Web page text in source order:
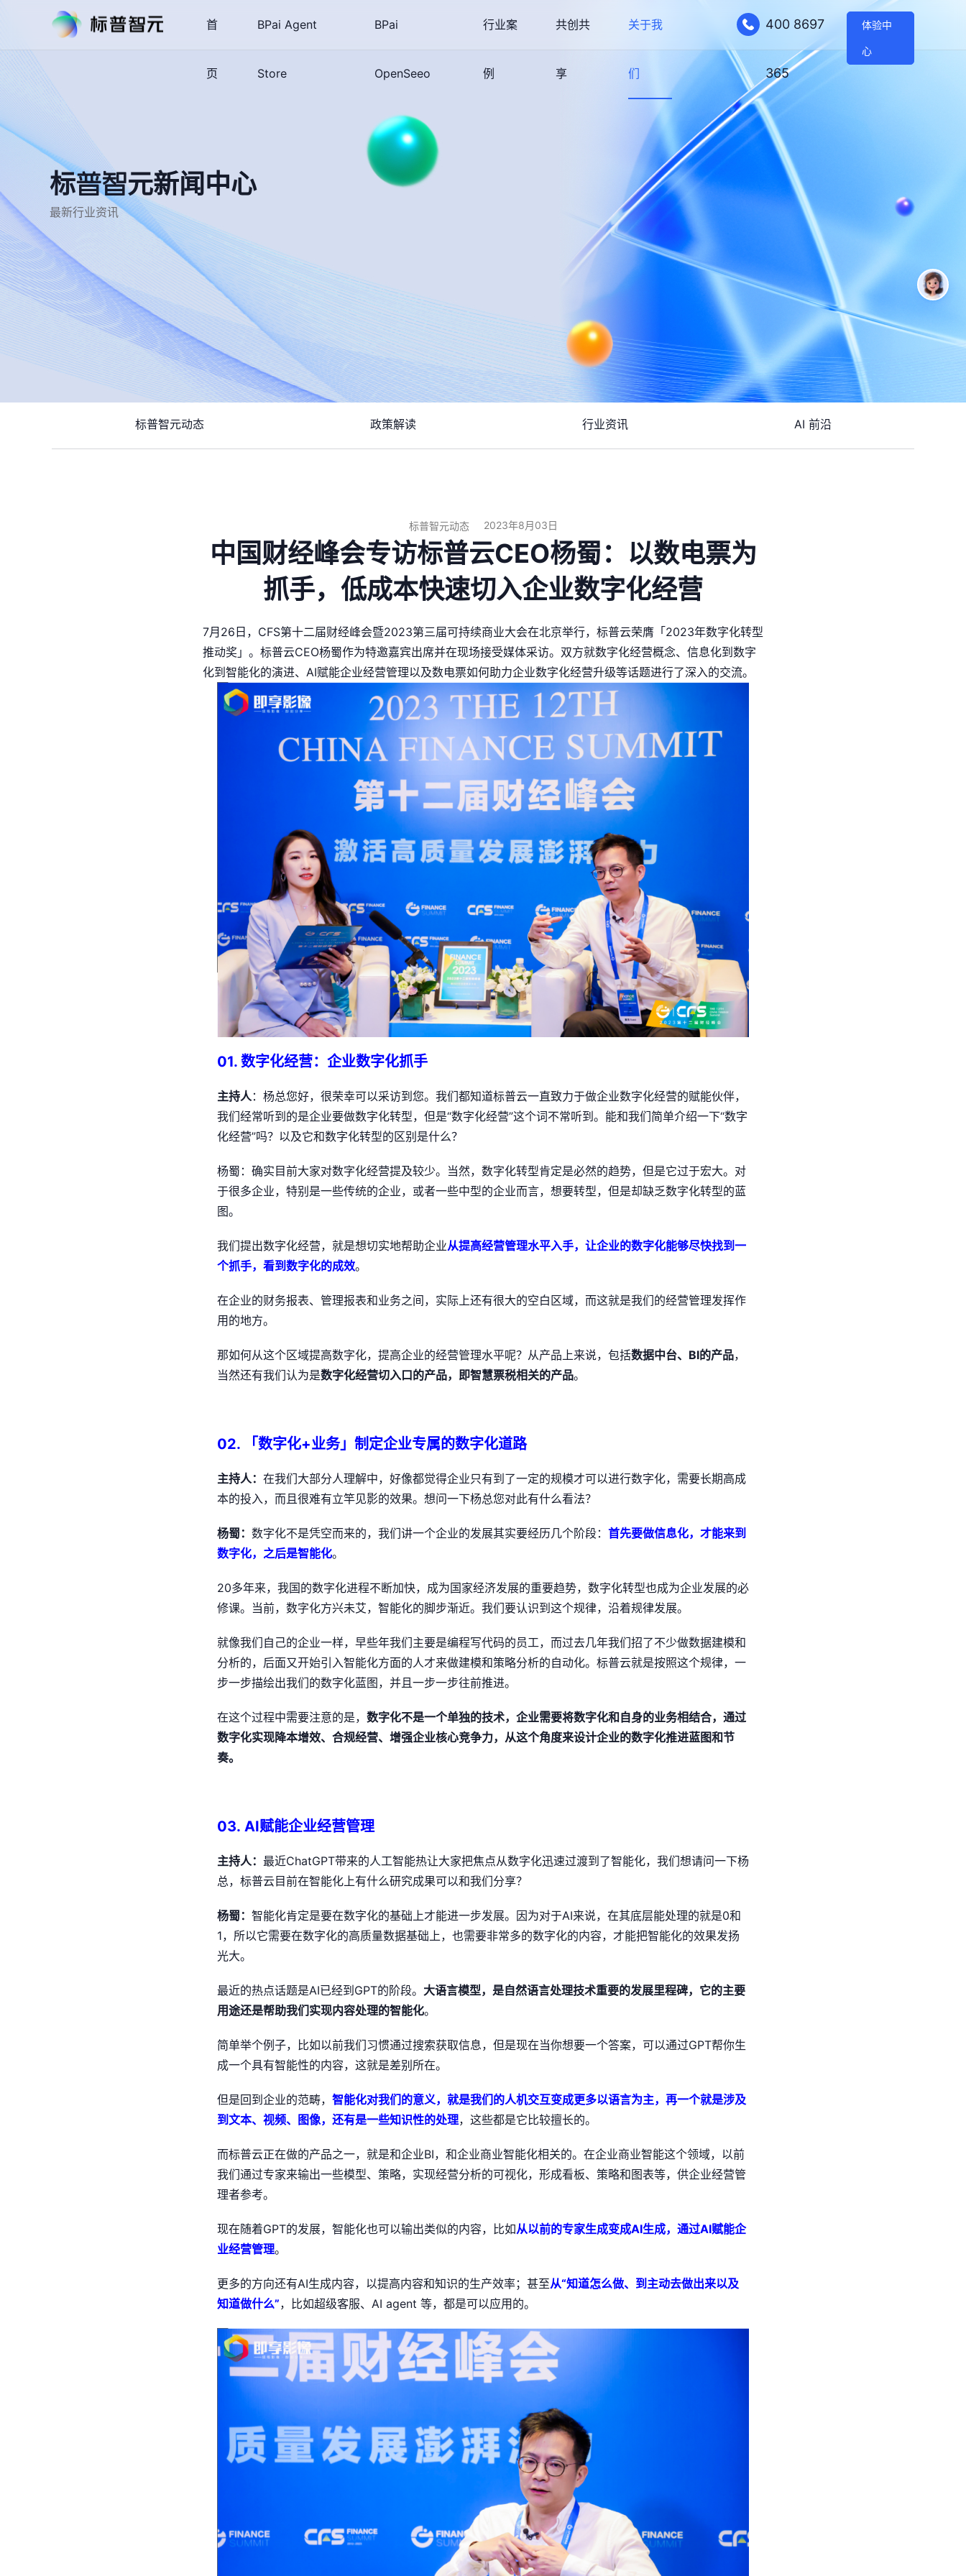
首
页
BPai Agent
Store
BPai
OpenSeeo
行业案
例
共创共
享
关于我
们
400 8697
365
体验中
心
标普智元新闻中心
最新行业资讯
标普智元动态 政策解读 行业资讯 AI 前沿
标普智元动态 2023年8月03日
中国财经峰会专访标普云CEO杨蜀：以数电票为
抓手，低成本快速切入企业数字化经营
7月26日，CFS第十二届财经峰会暨2023第三届可持续商业大会在北京举行，标普云荣膺「2023年数字化转型
推动奖」。标普云CEO杨蜀作为特邀嘉宾出席并在现场接受媒体采访。双方就数字化经营概念、信息化到数字
化到智能化的演进、AI赋能企业经营管理以及数电票如何助力企业数字化经营升级等话题进行了深入的交流。
01. 数字化经营：企业数字化抓手
主持人 ：杨总您好，很荣幸可以采访到您。我们都知道标普云一直致力于做企业数字化经营的赋能伙伴，
我们经常听到的是企业要做数字化转型，但是“数字化经营”这个词不常听到。能和我们简单介绍一下“数字
化经营”吗？以及它和数字化转型的区别是什么？
杨蜀：确实目前大家对数字化经营提及较少。当然，数字化转型肯定是必然的趋势，但是它过于宏大。对
于很多企业，特别是一些传统的企业，或者一些中型的企业而言，想要转型，但是却缺乏数字化转型的蓝
图。
我们提出数字化经营，就是想切实地帮助企业从提高经营管理水平入手，让企业的数字化能够尽快找到一
个抓手，看到数字化的成效。
在企业的财务报表、管理报表和业务之间，实际上还有很大的空白区域，而这就是我们的经营管理发挥作
用的地方。
那如何从这个区域提高数字化，提高企业的经营管理水平呢？从产品上来说，包括数据中台、BI的产品，
当然还有我们认为是数字化经营切入口的产品，即智慧票税相关的产品。
02. 「数字化+业务」制定企业专属的数字化道路
主持人： 在我们大部分人理解中，好像都觉得企业只有到了一定的规模才可以进行数字化，需要长期高成
本的投入，而且很难有立竿见影的效果。想问一下杨总您对此有什么看法？
杨蜀： 数字化不是凭空而来的，我们讲一个企业的发展其实要经历几个阶段： 首先要做信息化，才能来到
数字化，之后是智能化。
20多年来，我国的数字化进程不断加快，成为国家经济发展的重要趋势，数字化转型也成为企业发展的必
修课。当前，数字化方兴未艾，智能化的脚步渐近。我们要认识到这个规律，沿着规律发展。
就像我们自己的企业一样，早些年我们主要是编程写代码的员工，而过去几年我们招了不少做数据建模和
分析的，后面又开始引入智能化方面的人才来做建模和策略分析的自动化。标普云就是按照这个规律，一
步一步描绘出我们的数字化蓝图，并且一步一步往前推进。
在这个过程中需要注意的是， 数字化不是一个单独的技术，企业需要将数字化和自身的业务相结合，通过
数字化实现降本增效、合规经营、增强企业核心竞争力，从这个角度来设计企业的数字化推进蓝图和节
奏。
03. AI赋能企业经营管理
主持人： 最近ChatGPT带来的人工智能热让大家把焦点从数字化迅速过渡到了智能化，我们想请问一下杨
总，标普云目前在智能化上有什么研究成果可以和我们分享？
杨蜀： 智能化肯定是要在数字化的基础上才能进一步发展。因为对于AI来说，在其底层能处理的就是0和
1，所以它需要在数字化的高质量数据基础上，也需要非常多的数字化的内容，才能把智能化的效果发扬
光大。
最近的热点话题是AI已经到GPT的阶段。 大语言模型，是自然语言处理技术重要的发展里程碑，它的主要
用途还是帮助我们实现内容处理的智能化。
简单举个例子，比如以前我们习惯通过搜索获取信息，但是现在当你想要一个答案，可以通过GPT帮你生
成一个具有智能性的内容，这就是差别所在。
但是回到企业的范畴， 智能化对我们的意义，就是我们的人机交互变成更多以语言为主，再一个就是涉及
到文本、视频、图像，还有是一些知识性的处理，这些都是它比较擅长的。
而标普云正在做的产品之一，就是和企业BI，和企业商业智能化相关的。在企业商业智能这个领域，以前
我们通过专家来输出一些模型、策略，实现经营分析的可视化，形成看板、策略和图表等，供企业经营管
理者参考。
现在随着GPT的发展，智能化也可以输出类似的内容，比如从以前的专家生成变成AI生成，通过AI赋能企
业经营管理。
更多的方向还有AI生成内容，以提高内容和知识的生产效率；甚至从“知道怎么做、到主动去做出来以及
知道做什么”，比如超级客服、AI agent 等，都是可以应用的。